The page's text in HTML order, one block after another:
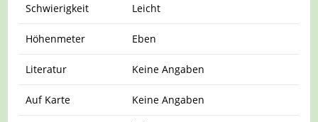
Schwierigkeit Leicht
Höhenmeter Eben
Literatur Keine Angaben
Auf Karte Keine Angaben